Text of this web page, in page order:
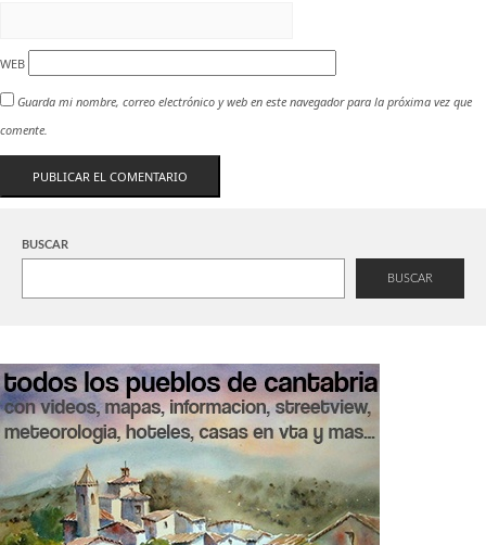
WEB
Guarda mi nombre, correo electrónico y web en este navegador para la próxima vez que
comente.
BUSCAR
BUSCAR